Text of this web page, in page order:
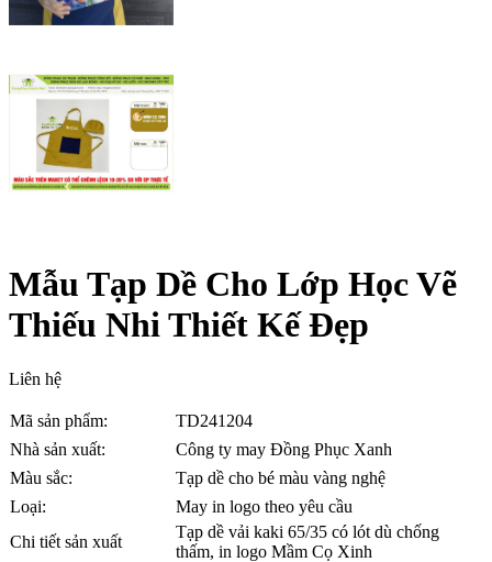
Mẫu Tạp Dề Cho Lớp Học Vẽ
Thiếu Nhi Thiết Kế Đẹp
Liên hệ
Mã sản phẩm:
TD241204
Nhà sản xuất:
Công ty may Đồng Phục Xanh
Màu sắc:
Tạp dề cho bé màu vàng nghệ
Loại:
May in logo theo yêu cầu
Chi tiết sản xuất
Tạp dề vải kaki 65/35 có lót dù chống
thấm, in logo Mầm Cọ Xinh